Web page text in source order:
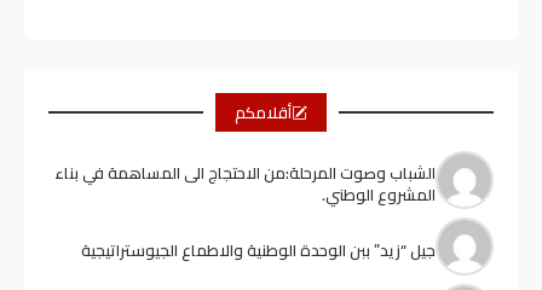
أقلامكم
الشباب وصوت المرحلة:من الاحتجاج الى المساهمة في بناء
المشروع الوطني.
جيل “زيد” ببن الوحدة الوطنية والاطماع الجيوستراتيجية